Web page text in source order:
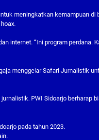
meningkatkan kemampuan di
internet. “Ini program perdana.
menggelar Safari Jurnalistik
PWI Sidoarjo berharap
pada tahun 2023.